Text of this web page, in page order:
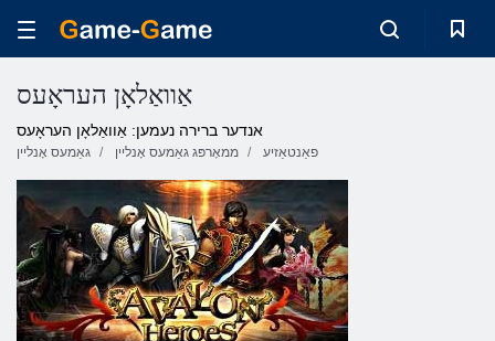
אַוואַלאָן העראָעס
אנדער ברירה נעמען: אַוואַלאָן העראָעס
גאַמעס אָנליין ממאָרפּג גאַמעס אָנליין פאַנטאַזיע